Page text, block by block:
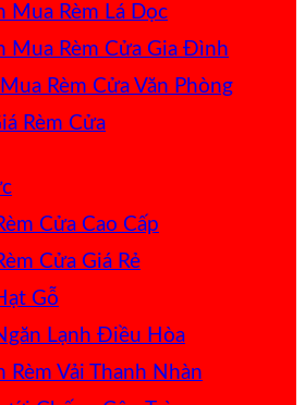
Mua Rèm Lá Dọc
Mua Rèm Cửa Gia Đình
Mua Rèm Cửa Văn Phòng
Rèm Cửa
Cửa Cao Cấp
Cửa Giá Rẻ
Gỗ
Lạnh Điều Hòa
Rèm Vải Thanh Nhàn